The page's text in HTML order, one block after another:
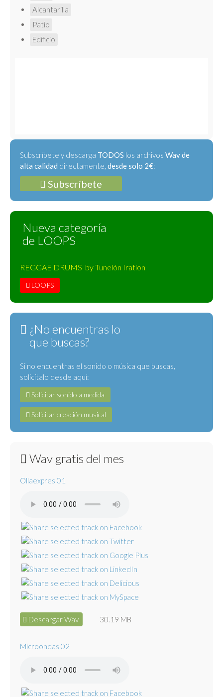
Alcantarilla
Patio
Edificio
Subscríbete y descarga TODOS los archivos Wav de
alta calidad directamente, desde solo 2€:
Subscríbete
Nueva categoría
de LOOPS
REGGAE DRUMS by Tunelón Iration
LOOPS
¿No encuentras lo
que buscas?
Si no encuentras el sonido o música que buscas,
solicítalo desde aquí:
Solicitar sonido a medida
Solicitar creación musical
Wav gratis del mes
Ollaexpres 01
Descargar Wav 30.19 MB
Microondas 02